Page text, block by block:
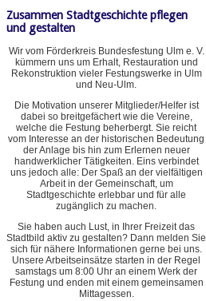
Zusammen Stadtgeschichte pflegen
und gestalten
Wir vom Förderkreis Bundesfestung Ulm e. V.
kümmern uns um Erhalt, Restauration und
Rekonstruktion vieler Festungswerke in Ulm
und Neu-Ulm.
Die Motivation unserer Mitglieder/Helfer ist
dabei so breitgefächert wie die Vereine,
welche die Festung beherbergt. Sie reicht
vom Interesse an der historischen Bedeutung
der Anlage bis hin zum Erlernen neuer
handwerklicher Tätigkeiten. Eins verbindet
uns jedoch alle: Der Spaß an der vielfältigen
Arbeit in der Gemeinschaft, um
Stadtgeschichte erlebbar und für alle
zugänglich zu machen.
Sie haben auch Lust, in Ihrer Freizeit das
Stadtbild aktiv zu gestalten? Dann melden Sie
sich für nähere Informationen gerne bei uns.
Unsere Arbeitseinsätze starten in der Regel
samstags um 8:00 Uhr an einem Werk der
Festung und enden mit einem gemeinsamen
Mittagessen.